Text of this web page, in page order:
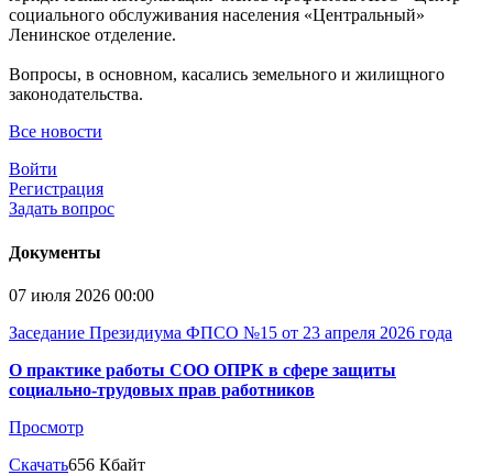
социального обслуживания населения «Центральный»
Ленинское отделение.
Вопросы, в основном, касались земельного и жилищного
законодательства.
Все новости
Войти
Регистрация
Задать вопрос
Документы
07 июля 2026 00:00
Заседание Президиума ФПСО №15 от 23 апреля 2026 года
О практике работы СОО ОПРК в сфере защиты
социально-трудовых прав работников
Просмотр
Скачать656 Кбайт